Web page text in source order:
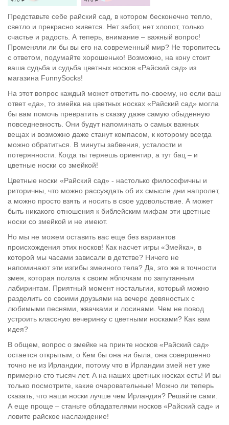
Представьте себе райский сад, в котором бесконечно тепло,
светло и прекрасно живется. Нет забот, нет хлопот, только
счастье и радость. А теперь, внимание – важный вопрос!
Променяли ли бы вы его на современный мир? Не торопитесь
с ответом, подумайте хорошенько! Возможно, на кону стоит
ваша судьба и судьба цветных носков «Райский сад» из
магазина FunnySocks!
На этот вопрос каждый может ответить по-своему, но если ваш
ответ «да», то змейка на цветных носках «Райский сад» могла
бы вам помочь превратить в сказку даже самую обыденную
повседневность. Они будут напоминать о самых важных
вещах и возможно даже станут компасом, к которому всегда
можно обратиться. В минуты забвения, усталости и
потерянности. Когда ты теряешь ориентир, а тут бац – и
цветные носки со змейкой!
Цветные носки «Райский сад» - настолько философичны и
риторичны, что можно рассуждать об их смысле дни напролет,
а можно просто взять и носить в свое удовольствие. А может
быть никакого отношения к библейским мифам эти цветные
носки со змейкой и не имеют.
Но мы не можем оставить вас еще без вариантов
происхождения этих носков! Как насчет игры «Змейка», в
которой мы часами зависали в детстве? Ничего не
напоминают эти изгибы змеиного тела? Да, это же в точности
змея, которая ползла к своим яблочкам по запутанным
лабиринтам. Приятный момент ностальгии, который можно
разделить со своими друзьями на вечере девяностых с
любимыми песнями, жвачками и лосинами. Чем не повод
устроить классную вечеринку с цветными носками? Как вам
идея?
В общем, вопрос о змейке на принте носков «Райский сад»
остается открытым, о Кем бы она ни была, она совершенно
точно не из Ирландии, потому что в Ирландии змей нет уже
примерно сто тысяч лет. А на наших цветных носках есть! И вы
только посмотрите, какие очаровательные! Можно ли теперь
сказать, что наши носки лучше чем Ирландия? Решайте сами.
А еще проще – станьте обладателями носков «Райский сад» и
ловите райское наслаждение!